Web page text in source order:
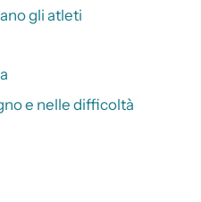
gli atleti
e nelle difficoltà